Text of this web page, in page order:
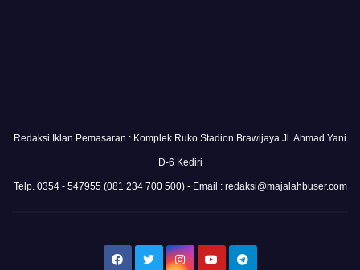
Redaksi Iklan Pemasaran : Komplek Ruko Stadion Brawijaya Jl. Ahmad Yani
D-6 Kediri
Telp. 0354 - 547955 (081 234 700 500) - Email : redaksi@majalahbuser.com